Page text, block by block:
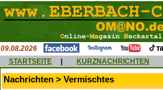
09.08.2026
STARTSEITE
KURZNACHRICHTEN
Nachrichten > Vermischtes